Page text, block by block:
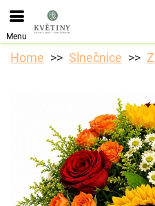
Objednávky prijímame
Najskorší možný termín
Menu
Home Slnečnice